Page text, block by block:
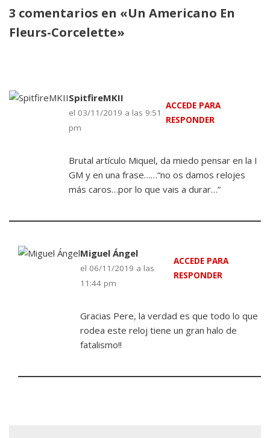
3 comentarios en «Un Americano En
Fleurs-Corcelette»
SpitfireMKII
el 03/11/2019 a las 9:51
pm
ACCEDE PARA
RESPONDER
Brutal artículo Miquel, da miedo pensar en la I
GM y en una frase……“no os damos relojes
más caros…por lo que vais a durar…”
Miguel Ángel
el 06/11/2019 a las
11:44 pm
ACCEDE PARA
RESPONDER
Gracias Pere, la verdad es que todo lo que
rodea este reloj tiene un gran halo de
fatalismo!!